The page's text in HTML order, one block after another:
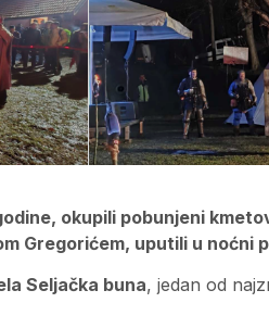
okupili pobunjeni
Gregorićem, uputili u noćni
Seljačka buna, jedan od